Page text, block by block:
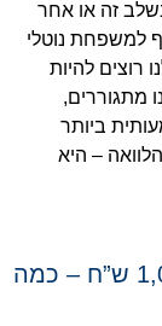
זה או אחר
למשפחת נוטלי
רוצים להיות
מתגוררים,
ביותר
– היא
משכנתא 1,000,000 ש”ח – כמה